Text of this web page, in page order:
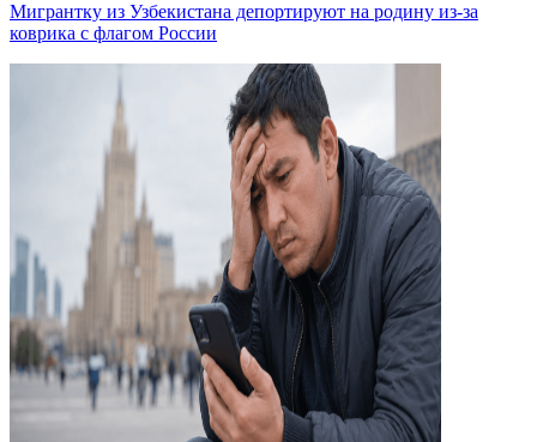
Мигрантку из Узбекистана депортируют на родину из-за
коврика с флагом России